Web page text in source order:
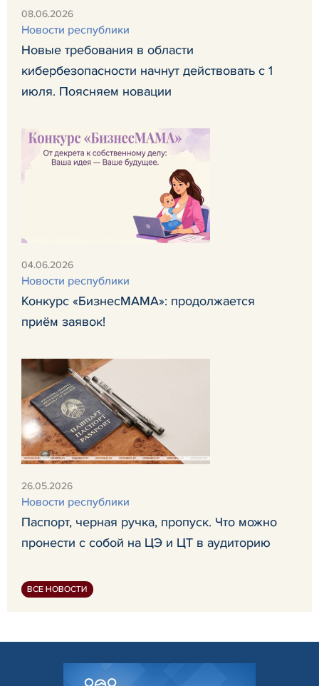
08.06.2026
Новости республики
Новые требования в области
кибербезопасности начнут действовать с 1
июля. Поясняем новации
04.06.2026
Новости республики
Конкурс «БизнесМАМА»: продолжается
приём заявок!
26.05.2026
Новости республики
Паспорт, черная ручка, пропуск. Что можно
пронести с собой на ЦЭ и ЦТ в аудиторию
ВСЕ НОВОСТИ